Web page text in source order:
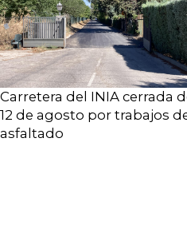
Carretera del INIA cerrada
12 de agosto por trabajos
asfaltado